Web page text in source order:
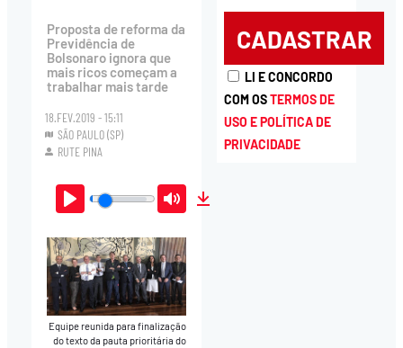
Proposta de reforma da
Previdência de
Bolsonaro ignora que
mais ricos começam a
trabalhar mais tarde
18.FEV.2019 - 15:11
SÃO PAULO (SP)
RUTE PINA
Play Mute
Equipe reunida para finalização
do texto da pauta prioritária do
LI E CONCORDO
COM OSTERMOS DE
USO E POLÍTICA DE
PRIVACIDADE